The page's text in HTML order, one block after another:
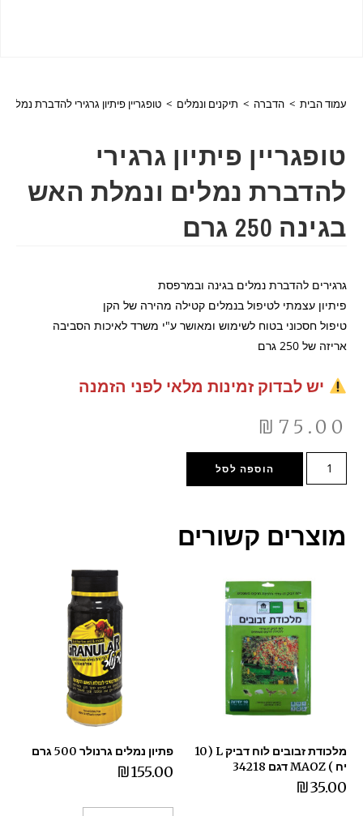
עמוד הבית > הדברה > תיקנים ונמלים > טופגריין פיתיון גרגירי להדברת נמלים
טופגריין פיתיון גרגירי
להדברת נמלים ונמלת האש
בגינה 250 גרם
גרגירים להדברת נמלים בגינה ובמרפסת
פיתיון עצמתי לטיפול בנמלים קטילה מהירה של הקן
טיפול חסכוני בטוח לשימוש ומאושר ע"י משרד לאיכות הסביבה
אריזה של 250 גרם
יש לבדוק זמינות מלאי לפני הזמנה
₪ 75.00
הוספה לסל
מוצרים קשורים
מלכודת זבובים לוח דביק L (10
יח ) MAOZ דגם 34218
₪35.00
פתיון נמלים גרנולר 500 גרם
₪155.00